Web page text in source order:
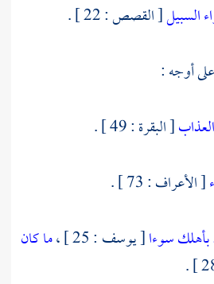
السبيل[ القصص : 22 ] .
أوجه :
[ البقرة : 49 ] .
[ الأعراف : 73 ] .
بأهلك سوءا[ يوسف : 25 ] ،
ما كان